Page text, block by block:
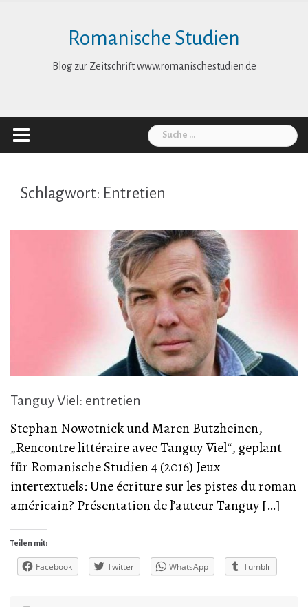
Romanische Studien
Blog zur Zeitschrift www.romanischestudien.de
Suche
nach:
Schlagwort: Entretien
Tanguy Viel: entretien
Stephan Nowotnick und Maren Butzheinen,
„Rencontre littéraire avec Tanguy Viel“, geplant
für Romanische Studien 4 (2016) Jeux
intertextuels: Une écriture sur les pistes du roman
américain? Présentation de l’auteur Tanguy […]
Teilen mit:
Facebook Twitter WhatsApp Tumblr